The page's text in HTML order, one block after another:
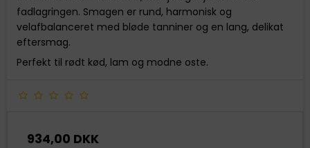
fadlagringen. Smagen er rund, harmonisk og
velafbalanceret med bløde tanniner og en lang, delikat
eftersmag.
Perfekt til rødt kød, lam og modne oste.
934,00 DKK